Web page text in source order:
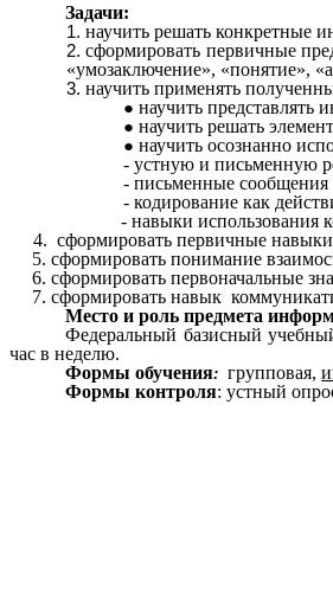
Задачи:
научить решать конкретные
сформировать первичные
«умозаключение», «понятие»,
научить применять
научить представлять
научить решать
научить осознанно
- устную и письменную
- письменные сообщения
- кодирование как
- навыки использования
4. сформировать первичные навыки
5. сформировать понимание
6. сформировать первоначальные
7. сформировать навык
Место и роль предмета
Федеральный базисный
час в неделю.
Формы обучения: групповая,
Формы контроля: устный